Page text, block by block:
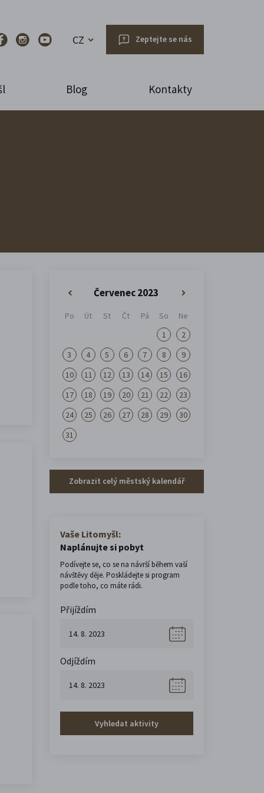
CZ Zeptejte se nás
Blog Kontakty
Červenec 2023
»
Po Út St Čt Pá So
Ne
1
2
3
4 5 6 7 8
9
10
11 12 13 14 15
16
17
18 19 20 21 22
23
24
25 26 27 28 29
30
31
Zobrazit celý městský kalendář
Vaše Litomyšl:
Naplánujte si pobyt
Podívejte se, co se na návrší během vaší
návštěvy děje. Poskládejte si program
podle toho, co máte rádi.
Přijíždím
Odjíždím
Vyhledat aktivity